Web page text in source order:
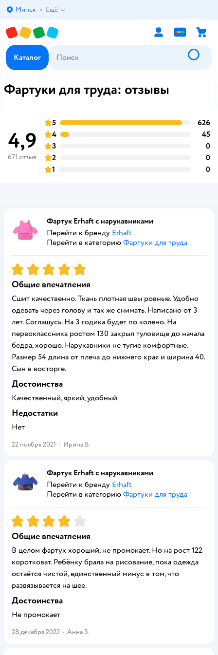
Выбор адреса доставки.
Минск Ещё
Каталог
Фартуки для труда: отзывы
4,9
671 отзыв
оценка
5 626
оценка
4 45
оценка
3 0
оценка
2 0
оценка
1 0
Фартук Erhaft с нарукавниками
Перейти к бренду Erhaft
Перейти в категорию Фартуки для труда
Рейтинг:5
Общие впечатления
Сшит качественно. Ткань плотная швы ровные. Удобно
одевать через голову и так же снимать. Написано от 3
лет. Соглашусь. На 3 годика будет по колено. На
первоклассника ростом 130 закрыл туловище до начала
бедра, хорошо. Нарукавники не тугие комфортные.
Размер 54 длина от плеча до нижнего края и ширина 40.
Сын в восторге.
Достоинства
Качественный, яркий, удобный
Недостатки
Нет
22 ноября 2021 · Ирина В.
Фартук Erhaft с нарукавниками
Перейти к бренду Erhaft
Перейти в категорию Фартуки для труда
Рейтинг:4
Общие впечатления
В целом фартук хороший, не промокает. Но на рост 122
коротковат. Ребёнку брала на рисование, пока одежда
остаётся чистой, единственный минус в том, что
развязывается на шее.
Достоинства
Не промокает
28 декабря 2022 · Анна З.